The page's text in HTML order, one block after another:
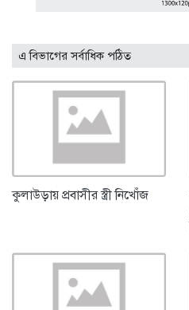
এ বিভাগের সর্বাধিক পঠিত
কুলাউড়ায় প্রবাসীর স্ত্রী নিখোঁজ